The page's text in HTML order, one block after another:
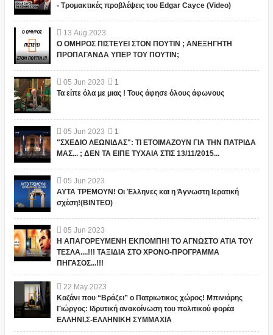
- Τρομακτικές προβλέψεις του Edgar Cayce (Video)
13 Aug 2023
Ο ΟΜΗΡΟΣ ΠΙΣΤΕΥΕΙ ΣΤΟΝ ΠΟΥΤΙΝ ; ΑΝΕΞΗΓΗΤΗ
ΠΡΟΠΑΓΑΝΔΑ ΥΠΕΡ ΤΟΥ ΠΟΥΤΙΝ;
05 Jun 2023
1
Τα είπε όλα με μιας ! Τους άφησε όλους άφωνους
05 Jun 2023
1
"ΣΧΕΔΙΟ ΛΕΩΝΙΔΑΣ": ΤΙ ΕΤΟΙΜΑΖΟΥΝ ΓΙΑ ΤΗΝ ΠΑΤΡΙΔΑ
ΜΑΣ... ; ΔΕΝ ΤΑ ΕΙΠΕ ΤΥΧΑΙΑ ΣΤΙΣ 13/11/2015...
05 Jun 2023
ΑΥΤΑ ΤΡΕΜΟΥΝ! Οι Έλληνες και η Άγνωστη Ιερατική
σχέση!(ΒΙΝΤΕΟ)
05 Jun 2023
Η ΑΠΑΓΟΡΕΥΜΕΝΗ ΕΚΠΟΜΠΗ! ΤΟ ΑΓΝΩΣΤΟ ΑΤΙΑ ΤΟΥ
ΤΕΣΛΑ....!!! ΤΑΞΙΔΙΑ ΣΤΟ ΧΡΟΝΟ-ΠΡΟΓΡΑΜΜΑ
ΠΗΓΑΣΟΣ...!!!
22 May 2023
Καζάνι που “Βράζει” ο Πατριωτικος χώρος! Μπινιάρης
Γιώργος: Ιδρυτική ανακοίνωση του πολιτικού φορέα
ΕΛΛΗΝΙ.Σ-ΕΛΛΗΝΙΚΗ ΣΥΜΜΑΧΙΑ